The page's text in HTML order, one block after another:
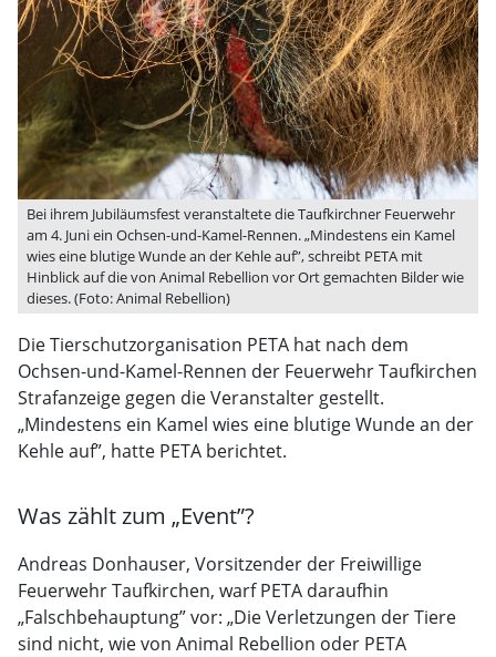
Bei ihrem Jubiläumsfest veranstaltete die Taufkirchner Feuerwehr
am 4. Juni ein Ochsen-und-Kamel-Rennen. „Mindestens ein Kamel
wies eine blutige Wunde an der Kehle auf”, schreibt PETA mit
Hinblick auf die von Animal Rebellion vor Ort gemachten Bilder wie
dieses. (Foto: Animal Rebellion)
Die Tierschutzorganisation PETA hat nach dem
Ochsen-und-Kamel-Rennen der Feuerwehr Taufkirchen
Strafanzeige gegen die Veranstalter gestellt.
„Mindestens ein Kamel wies eine blutige Wunde an der
Kehle auf”, hatte PETA berichtet.
Was zählt zum „Event”?
Andreas Donhauser, Vorsitzender der Freiwillige
Feuerwehr Taufkirchen, warf PETA daraufhin
„Falschbehauptung” vor: „Die Verletzungen der Tiere
sind nicht, wie von Animal Rebellion oder PETA